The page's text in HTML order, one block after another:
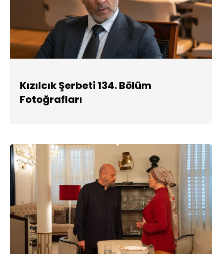
Kızılcık Şerbeti 134. Bölüm
Fotoğrafları